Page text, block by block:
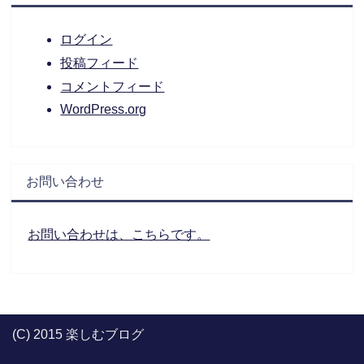
ログイン
投稿フィード
コメントフィード
WordPress.org
お問い合わせ
お問い合わせは、こちらです。
(C) 2015 楽しむブログ